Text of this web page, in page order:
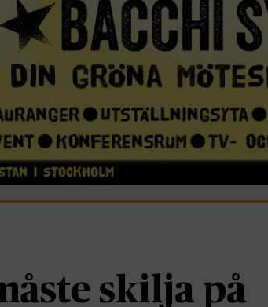
skilja på